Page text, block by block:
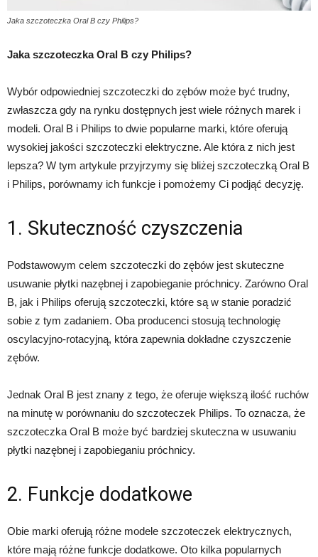
Jaka szczoteczka Oral B czy Philips?
Jaka szczoteczka Oral B czy Philips?
Wybór odpowiedniej szczoteczki do zębów może być trudny,
zwłaszcza gdy na rynku dostępnych jest wiele różnych marek i
modeli. Oral B i Philips to dwie popularne marki, które oferują
wysokiej jakości szczoteczki elektryczne. Ale która z nich jest
lepsza? W tym artykule przyjrzymy się bliżej szczoteczką Oral B
i Philips, porównamy ich funkcje i pomożemy Ci podjąć decyzję.
1. Skuteczność czyszczenia
Podstawowym celem szczoteczki do zębów jest skuteczne
usuwanie płytki nazębnej i zapobieganie próchnicy. Zarówno Oral
B, jak i Philips oferują szczoteczki, które są w stanie poradzić
sobie z tym zadaniem. Oba producenci stosują technologię
oscylacyjno-rotacyjną, która zapewnia dokładne czyszczenie
zębów.
Jednak Oral B jest znany z tego, że oferuje większą ilość ruchów
na minutę w porównaniu do szczoteczek Philips. To oznacza, że
szczoteczka Oral B może być bardziej skuteczna w usuwaniu
płytki nazębnej i zapobieganiu próchnicy.
2. Funkcje dodatkowe
Obie marki oferują różne modele szczoteczek elektrycznych,
które mają różne funkcje dodatkowe. Oto kilka popularnych